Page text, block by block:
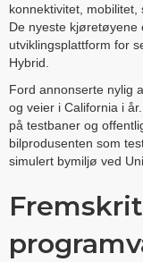
konnektivitet,
De nyeste kjøretøyene
utviklingsplattform for
Hybrid.
Ford annonserte nylig
og veier i California i
på testbaner og
bilprodusenten som
simulert bymiljø ved